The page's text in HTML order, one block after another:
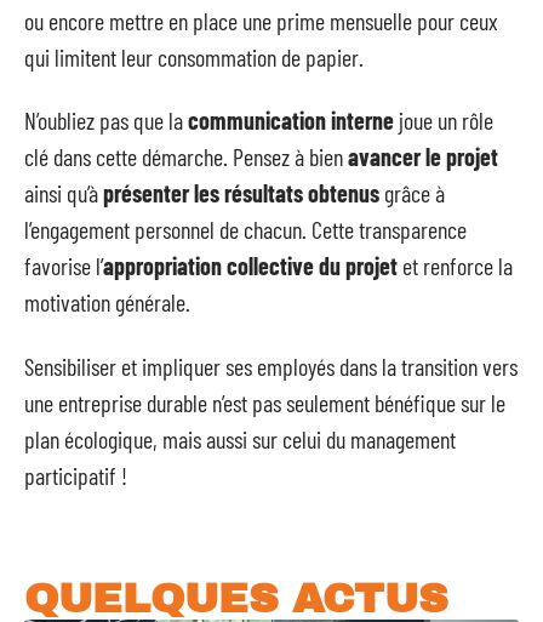
ou encore mettre en place une prime mensuelle pour ceux
qui limitent leur consommation de papier.
N’oubliez pas que lacommunication interne joue un rôle
clé dans cette démarche. Pensez à bienavancer le projet
ainsi qu’àprésenter les résultats obtenus grâce à
l’engagement personnel de chacun. Cette transparence
favorise l’appropriation collective du projet et renforce la
motivation générale.
Sensibiliser et impliquer ses employés dans la transition vers
une entreprise durable n’est pas seulement bénéfique sur le
plan écologique, mais aussi sur celui du management
participatif !
QUELQUES ACTUS